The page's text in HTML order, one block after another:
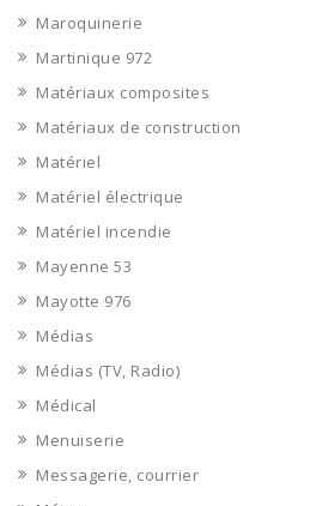
Maroquinerie
Martinique 972
Matériaux composites
Matériaux de construction
Matériel
Matériel électrique
Matériel incendie
Mayenne 53
Mayotte 976
Médias
Médias (TV, Radio)
Médical
Menuiserie
Messagerie, courrier